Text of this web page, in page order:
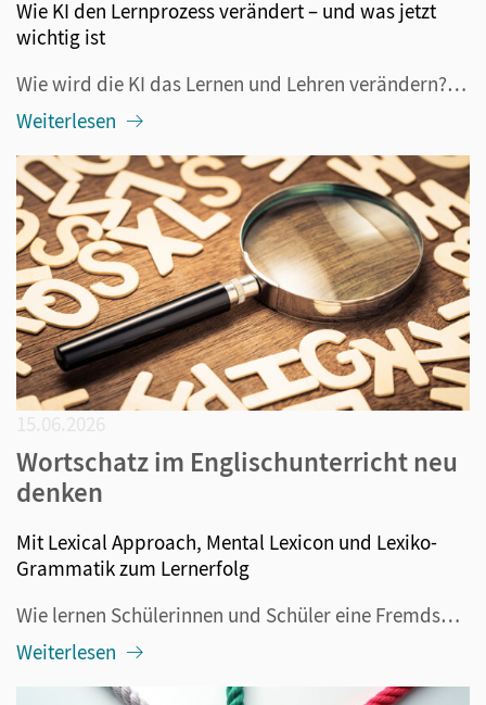
Wie KI den Lernprozess verändert – und was jetzt
wichtig ist
Wie wird die KI das Lernen und Lehren verändern? Diese Frage beschäftigt alle im Bildungsbereich Tätigen seit mehr als drei Jahren, nämlich seitdem ChatGPT veröffentlicht wurde. Längst ist klar: Die generative KI ist nicht mehr aus dem Alltag – also auch nicht aus der Schule – wegzudenken. Darüber h...
Weiterlesen
Wortschatz im Englischunterricht neu
denken
Mit Lexical Approach, Mental Lexicon und Lexiko-
Grammatik zum Lernerfolg
Wie lernen Schülerinnen und Schüler eine Fremdsprache am erfolgreichsten? Grammatikalische Regeln lernen und Vokabeln pauken galten lange Zeit als die besten Methoden. Doch davon hat sich die Didaktik in den vergangenen Jahrzehnten mehr und mehr verabschiedet. Lexical Approach, Mental Lexicon und Le...
Weiterlesen